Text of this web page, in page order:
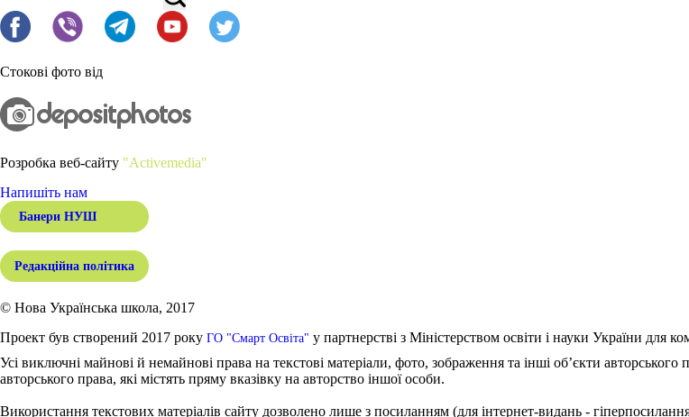
Стокові фото від
Розробка веб-сайту "Activemedia"
Напишіть нам
Банери НУШ
Редакційна політика
© Нова Українська школа, 2017
Проект був створений 2017 року ГО "Смарт Освіта" у партнерстві з Міністерством освіти і науки України для
Усі виключні майнові й немайнові права на текстові матеріали, фото, зображення та інші об’єкти
авторського права, які містять пряму вказівку на авторство іншої особи.
Використання текстових матеріалів сайту дозволено лише з посиланням (для інтернет-видань -